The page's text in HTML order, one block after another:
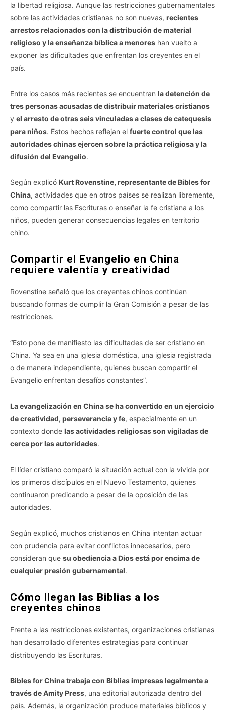
la libertad religiosa. Aunque las restricciones gubernamentales
sobre las actividades cristianas no son nuevas, recientes
arrestos relacionados con la distribución de material
religioso y la enseñanza bíblica a menores han vuelto a
exponer las dificultades que enfrentan los creyentes en el
país.
Entre los casos más recientes se encuentran la detención de
tres personas acusadas de distribuir materiales cristianos
y el arresto de otras seis vinculadas a clases de catequesis
para niños. Estos hechos reflejan el fuerte control que las
autoridades chinas ejercen sobre la práctica religiosa y la
difusión del Evangelio.
Según explicó Kurt Rovenstine, representante de Bibles for
China, actividades que en otros países se realizan libremente,
como compartir las Escrituras o enseñar la fe cristiana a los
niños, pueden generar consecuencias legales en territorio
chino.
Compartir el Evangelio en China
requiere valentía y creatividad
Rovenstine señaló que los creyentes chinos continúan
buscando formas de cumplir la Gran Comisión a pesar de las
restricciones.
“Esto pone de manifiesto las dificultades de ser cristiano en
China. Ya sea en una iglesia doméstica, una iglesia registrada
o de manera independiente, quienes buscan compartir el
Evangelio enfrentan desafíos constantes”.
La evangelización en China se ha convertido en un ejercicio
de creatividad, perseverancia y fe, especialmente en un
contexto donde las actividades religiosas son vigiladas de
cerca por las autoridades.
El líder cristiano comparó la situación actual con la vivida por
los primeros discípulos en el Nuevo Testamento, quienes
continuaron predicando a pesar de la oposición de las
autoridades.
Según explicó, muchos cristianos en China intentan actuar
con prudencia para evitar conflictos innecesarios, pero
consideran que su obediencia a Dios está por encima de
cualquier presión gubernamental.
Cómo llegan las Biblias a los
creyentes chinos
Frente a las restricciones existentes, organizaciones cristianas
han desarrollado diferentes estrategias para continuar
distribuyendo las Escrituras.
Bibles for China trabaja con Biblias impresas legalmente a
través de Amity Press, una editorial autorizada dentro del
país. Además, la organización produce materiales bíblicos y